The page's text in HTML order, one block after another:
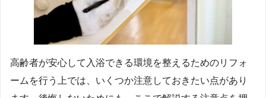
高齢者が安心して入浴できる環境を整えるためのリフォ
ームを行う上では、いくつか注意しておきたい点があり